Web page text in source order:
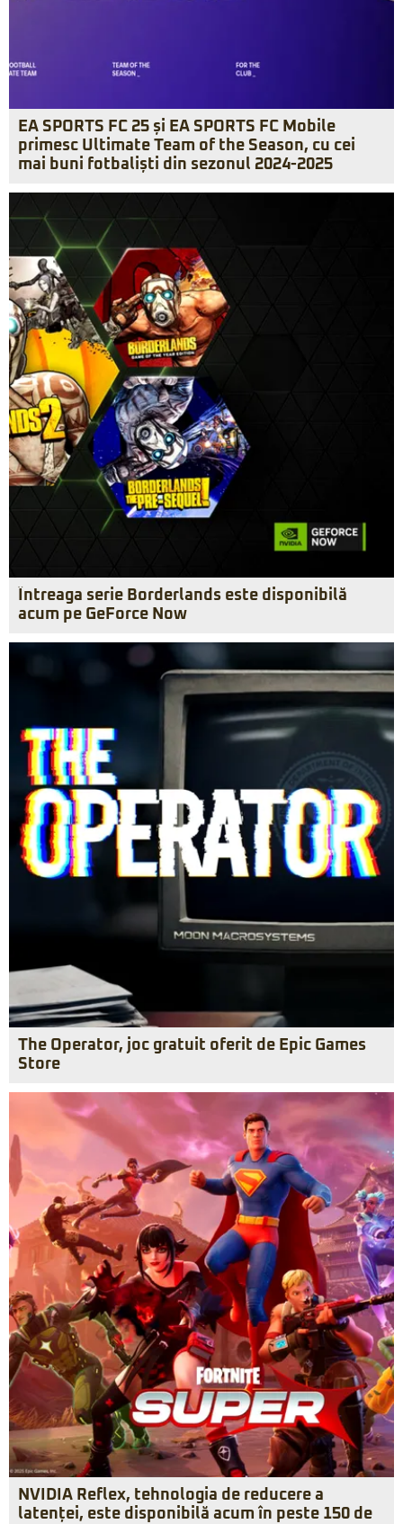
EA SPORTS FC 25 și EA SPORTS FC Mobile
primesc Ultimate Team of the Season, cu cei
mai buni fotbaliști din sezonul 2024-2025
Întreaga serie Borderlands este disponibilă
acum pe GeForce Now
The Operator, joc gratuit oferit de Epic Games
Store
NVIDIA Reflex, tehnologia de reducere a
latenței, este disponibilă acum în peste 150 de